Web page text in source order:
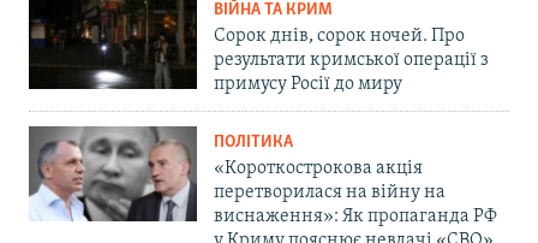
ВІЙНА ТА КРИМ
Сорок днів, сорок ночей. Про
результати кримської операції з
примусу Росії до миру
ПОЛІТИКА
«Короткострокова акція
перетворилася на війну на
виснаження»: Як пропаганда РФ